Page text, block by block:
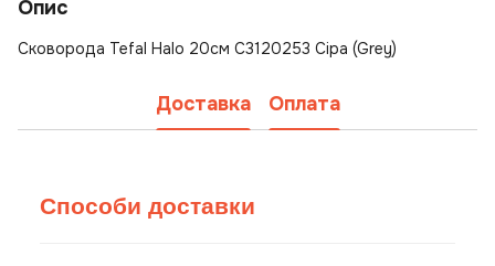
Опис
Сковорода Tefal Halo 20см C3120253 Сіра (Grey)
Доставка Оплата
Способи доставки